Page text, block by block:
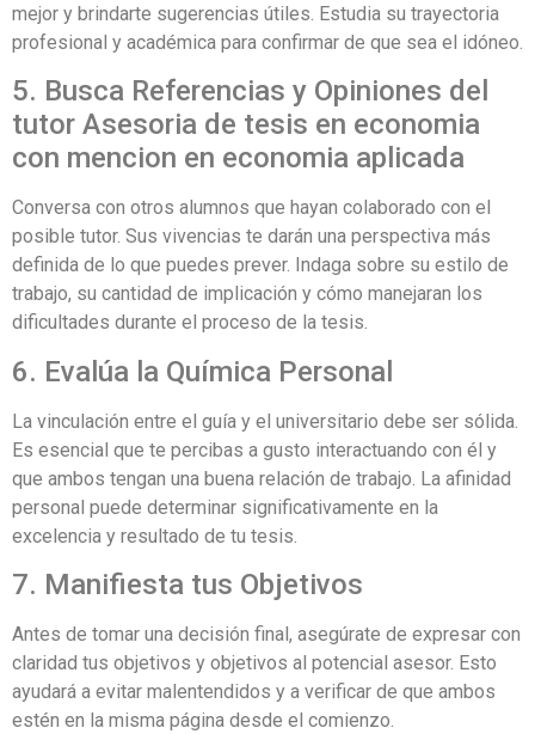
mejor y brindarte sugerencias útiles. Estudia su trayectoria
profesional y académica para confirmar de que sea el idóneo.
5. Busca Referencias y Opiniones del
tutor Asesoria de tesis en economia
con mencion en economia aplicada
Conversa con otros alumnos que hayan colaborado con el
posible tutor. Sus vivencias te darán una perspectiva más
definida de lo que puedes prever. Indaga sobre su estilo de
trabajo, su cantidad de implicación y cómo manejaran los
dificultades durante el proceso de la tesis.
6. Evalúa la Química Personal
La vinculación entre el guía y el universitario debe ser sólida.
Es esencial que te percibas a gusto interactuando con él y
que ambos tengan una buena relación de trabajo. La afinidad
personal puede determinar significativamente en la
excelencia y resultado de tu tesis.
7. Manifiesta tus Objetivos
Antes de tomar una decisión final, asegúrate de expresar con
claridad tus objetivos y objetivos al potencial asesor. Esto
ayudará a evitar malentendidos y a verificar de que ambos
estén en la misma página desde el comienzo.